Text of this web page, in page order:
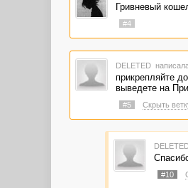
Гривневый
#4
DELETED
прикрепляйте
выведете на
#5 Скрыть
#10